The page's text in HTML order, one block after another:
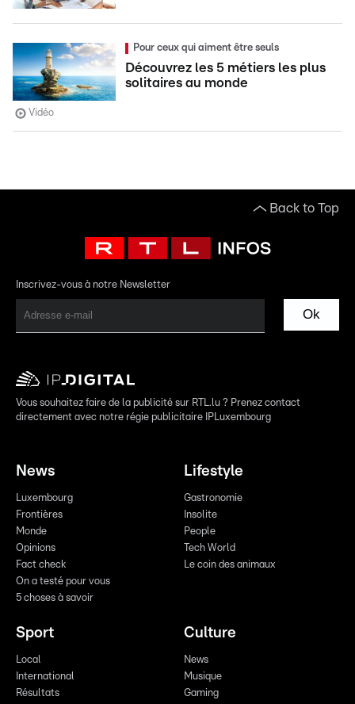
Pour ceux qui aiment être seuls
Découvrez les 5 métiers les plus
solitaires au monde
Vidéo
Back to Top
Inscrivez-vous à notre Newsletter
Ok
Vous souhaitez faire de la publicité sur RTL.lu ? Prenez contact
directement avec notre régie publicitaire IPLuxembourg
News
Luxembourg
Frontières
Monde
Opinions
Fact check
On a testé pour vous
5 choses à savoir
Lifestyle
Gastronomie
Insolite
People
Tech World
Le coin des animaux
Sport
Local
International
Résultats
Culture
News
Musique
Gaming